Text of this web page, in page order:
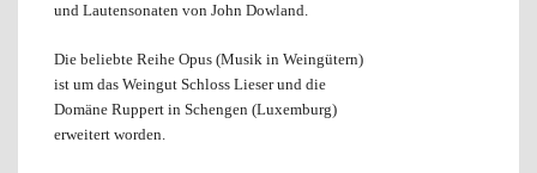
und Lautensonaten von John Dowland.
Die beliebte Reihe Opus (Musik in Weingütern)
ist um das Weingut Schloss Lieser und die
Domäne Ruppert in Schengen (Luxemburg)
erweitert worden.